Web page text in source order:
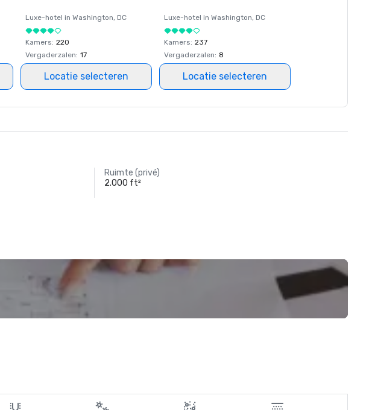
Luxe-hotel in Washington, DC
Kamers: 220
Vergaderzalen: 17
Locatie selecteren
Luxe-hotel in Washington, DC
Kamers: 237
Vergaderzalen: 8
Locatie selecteren
Ruimte (privé)
2.000 ft²